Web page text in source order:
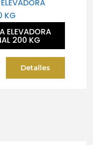
ELEVADORA
200 KG
Detalles